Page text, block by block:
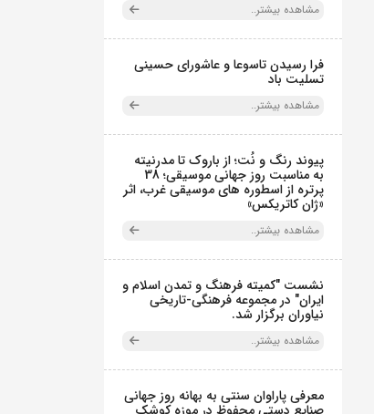
مشاهده بیشتر..
فرا رسیدن تاسوعا و عاشورای حسینی
تسلیت باد
مشاهده بیشتر..
پیوند رنگ و نُت؛ از باروک تا مدرنیته
به مناسبت روز جهانی موسیقی؛ 38
پرتره از اسطوره های موسیقی غرب، اثر
«ژان کاتریکس»
مشاهده بیشتر..
نشست "کمیته فرهنگ و تمدن اسلام و
ایران" در مجموعه فرهنگی‌-تاریخی
نیاوران برگزار شد.
مشاهده بیشتر..
معرفی پاراوان سنتی به بهانه روز جهانی